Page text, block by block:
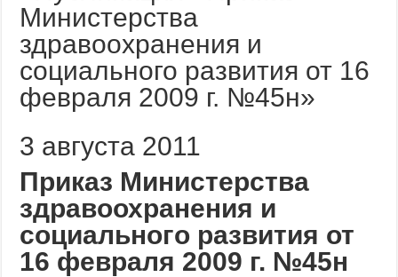
3 августа 2011
Приказ Министерства
здравоохранения и
социального развития от
16 февраля 2009 г. №45н